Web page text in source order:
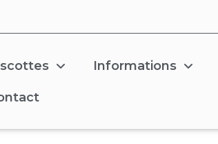
Informations